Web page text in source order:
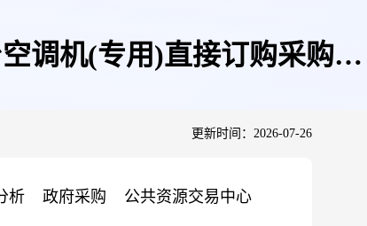
调机(专用)直接订购采购合
更新时间：2026-07-26
析 政府采购 公共资源交易中心